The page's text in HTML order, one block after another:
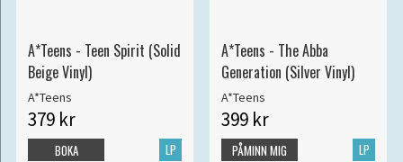
A*Teens - Teen Spirit (Solid
Beige Vinyl)
A*Teens
379 kr
LP
BOKA
A*Teens - The Abba
Generation (Silver Vinyl)
A*Teens
399 kr
LP
PÅMINN MIG